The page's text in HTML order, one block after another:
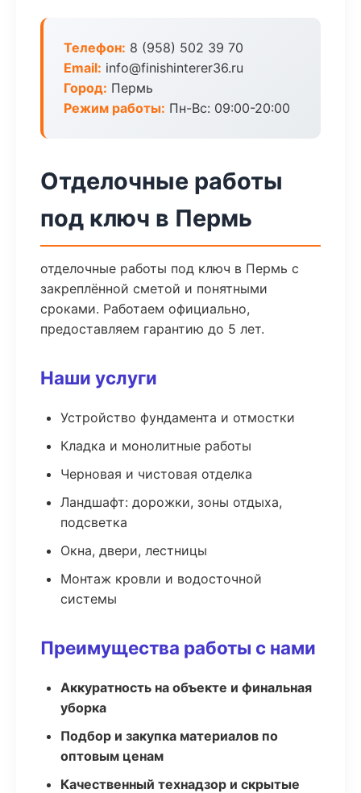
Телефон: 8 (958) 502 39 70
Email: info@finishinterer36.ru
Город: Пермь
Режим работы: Пн-Вс: 09:00-20:00
Отделочные работы
под ключ в Пермь
отделочные работы под ключ в Пермь с
закреплённой сметой и понятными
сроками. Работаем официально,
предоставляем гарантию до 5 лет.
Наши услуги
Устройство фундамента и отмостки
Кладка и монолитные работы
Черновая и чистовая отделка
Ландшафт: дорожки, зоны отдыха,
подсветка
Окна, двери, лестницы
Монтаж кровли и водосточной
системы
Преимущества работы с нами
Аккуратность на объекте и финальная
уборка
Подбор и закупка материалов по
оптовым ценам
Качественный технадзор и скрытые